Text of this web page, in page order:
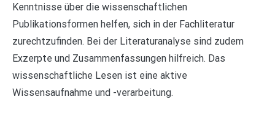
Kenntnisse über die wissenschaftlichen
Publikationsformen helfen, sich in der Fachliteratur
zurechtzufinden. Bei der Literaturanalyse sind zudem
Exzerpte und Zusammenfassungen hilfreich. Das
wissenschaftliche Lesen ist eine aktive
Wissensaufnahme und -verarbeitung.